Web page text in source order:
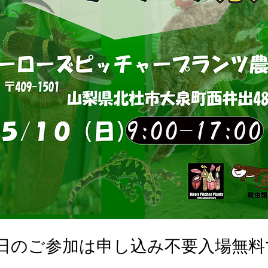
のご参加は申し込み不要入場無